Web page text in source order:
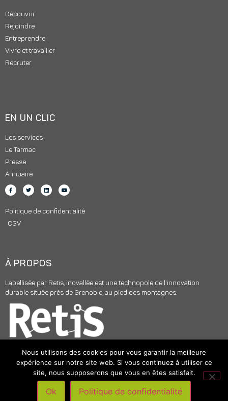
Découvrir
Rejoindre
Entreprendre
Vivre et travailler
Recruter
EN UN CLIC
Les services
Le Tarmac
Presse
Annuaire
Politique de confidentialité
CGV
À PROPOS
Labellisée par Retis, inovallée est une technopole de l’innovation
durable située près de Grenoble, au pied des montagnes.
Accompagnement digital par Skyloud
Nous utilisons des cookies pour vous garantir la meilleure
expérience sur notre site web. Si vous continuez à utiliser ce
site, nous supposerons que vous en êtes satisfait.
Ok Politique de confidentialité